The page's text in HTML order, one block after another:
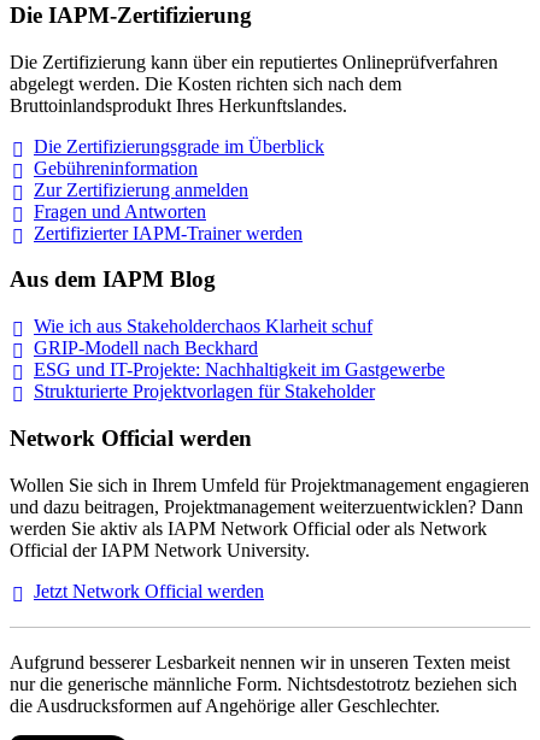
Die IAPM-Zertifizierung
Die Zertifizierung kann über ein reputiertes Onlineprüfverfahren
abgelegt werden. Die Kosten richten sich nach dem
Bruttoinlandsprodukt Ihres Herkunftslandes.
Die Zertifizierungsgrade im Überblick
Gebühreninformation
Zur Zertifizierung anmelden
Fragen und Antworten
Zertifizierter IAPM-Trainerwerden
Aus dem IAPM Blog
Wie ich aus Stakeholderchaos Klarheit schuf
GRIP-Modell nach Beckhard
ESG und IT-Projekte: Nachhaltigkeit im Gastgewerbe
Strukturierte Projektvorlagen für Stakeholder
Network Official werden
Wollen Sie sich in Ihrem Umfeld für Projektmanagement engagieren
und dazu beitragen, Projektmanagement weiterzuentwicklen? Dann
werden Sie aktiv als IAPM Network Official oder als Network
Official der IAPM Network University.
Jetzt Network Official werden
Aufgrund besserer Lesbarkeit nennen wir in unseren Texten meist
nur die generische männliche Form. Nichtsdestotrotz beziehen sich
die Ausdrucksformen auf Angehörige aller Geschlechter.